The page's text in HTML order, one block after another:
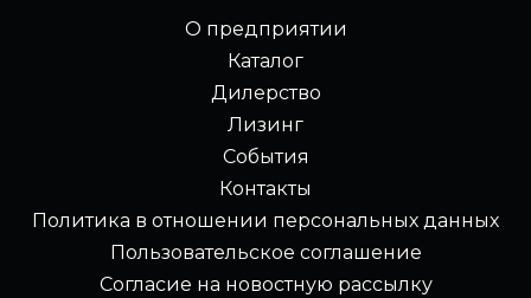
О предприятии
Каталог
Дилерство
Лизинг
События
Контакты
Политика в отношении персональных данных
Пользовательское соглашение
Согласие на новостную рассылку